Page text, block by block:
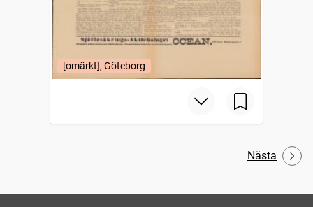
[omärkt], Göteborg
Nästa